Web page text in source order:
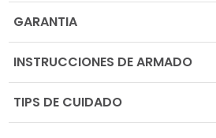
GARANTIA
INSTRUCCIONES DE ARMADO
TIPS DE CUIDADO